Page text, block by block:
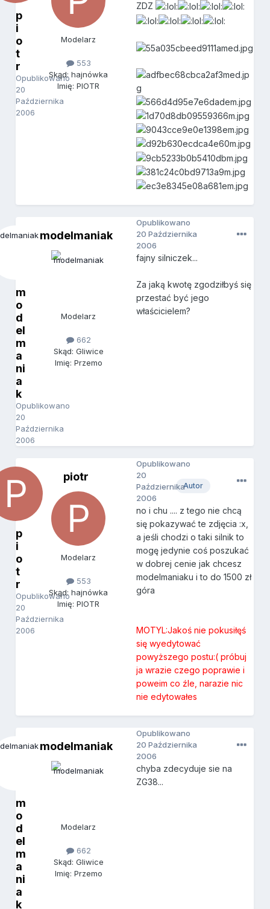
p
i
o
t
r
Opublikowano
20
Października
2006
Modelarz
553
Skąd: hajnówka
Imię: PIOTR
ZDZ
m
o
d
el
m
a
ni
a
k
Opublikowano
20
Października
2006
modelmaniak
Modelarz
662
Skąd: Gliwice
Imię: Przemo
Opublikowano
20 Października
2006
fajny silniczek...
Za jaką kwotę zgodziłbyś się
przestać być jego
właścicielem?
p
i
o
t
r
Opublikowano
20
Października
2006
piotr
Modelarz
553
Skąd: hajnówka
Imię: PIOTR
Autor
Opublikowano
20
Października
2006
no i chu .... z tego nie chcą
się pokazywać te zdjęcia :x,
a jeśli chodzi o taki silnik to
mogę jedynie coś poszukać
w dobrej cenie jak chcesz
modelmaniaku i to do 1500 zł
góra
MOTYL:Jakoś nie pokusiłęś
się wyedytować
powyższego postu:( próbuj
ja wrazie czego poprawie i
poweim co źle, narazie nic
nie edytowałes
m
o
d
el
m
a
ni
a
k
modelmaniak
Modelarz
662
Skąd: Gliwice
Imię: Przemo
Opublikowano
20 Października
2006
chyba zdecyduje sie na
ZG38...